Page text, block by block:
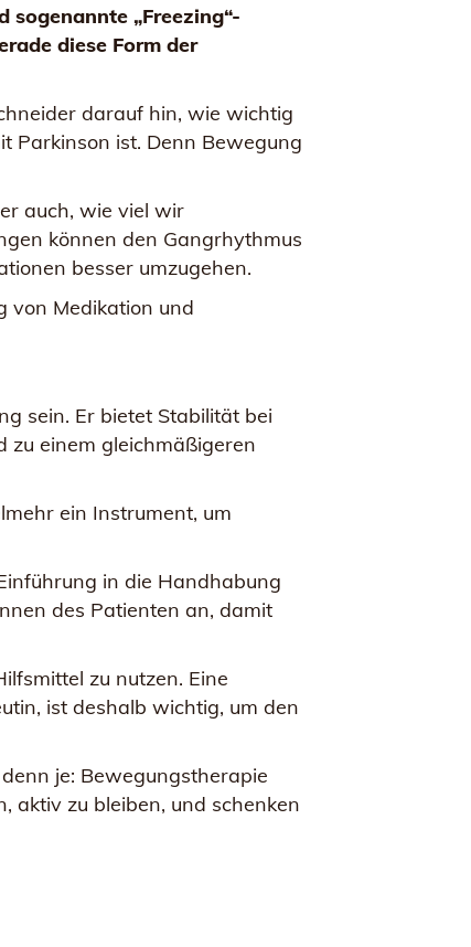
„Freezing“-
diese Form der
darauf hin, wie wichtig
Parkinson ist. Denn Bewegung
auch, wie viel wir
können den Gangrhythmus
besser umzugehen.
von Medikation und
sein. Er bietet Stabilität bei
zu einem gleichmäßigeren
ein Instrument, um
in die Handhabung
des Patienten an, damit
zu nutzen. Eine
ist deshalb wichtig, um den
je: Bewegungstherapie
aktiv zu bleiben, und schenken